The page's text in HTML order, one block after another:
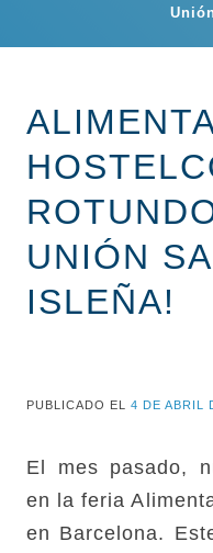
UNIÓN
ISLEÑA!
PUBLICADO EL 4 DE ABRIL
El mes pasado,
en la feria
en Barcelona.